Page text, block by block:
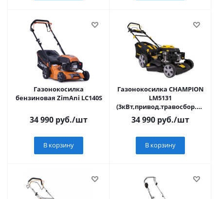
Газонокосилка
бензиновая ZimAni LC140S
34 990 руб./шт
В корзину
Газонокосилка CHAMPION
LM5131
(3кВт,привод.травосбор.60л,
шир.510см, 25-75мм)
34 990 руб./шт
В корзину